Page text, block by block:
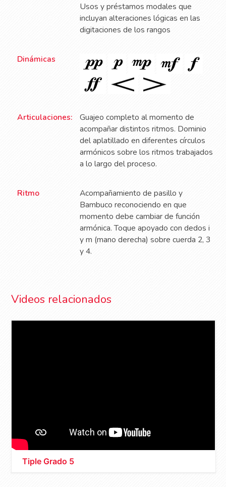
Usos y préstamos modales que
incluyan alteraciones lógicas en las
digitaciones de los rangos
Dinámicas
Articulaciones:
Guajeo completo al momento de
acompañar distintos ritmos. Dominio
del aplatillado en diferentes círculos
armónicos sobre los ritmos trabajados
a lo largo del proceso.
Ritmo
Acompañamiento de pasillo y
Bambuco reconociendo en que
momento debe cambiar de función
armónica. Toque apoyado con dedos i
y m (mano derecha) sobre cuerda 2, 3
y 4.
Videos relacionados
Tiple Grado 5